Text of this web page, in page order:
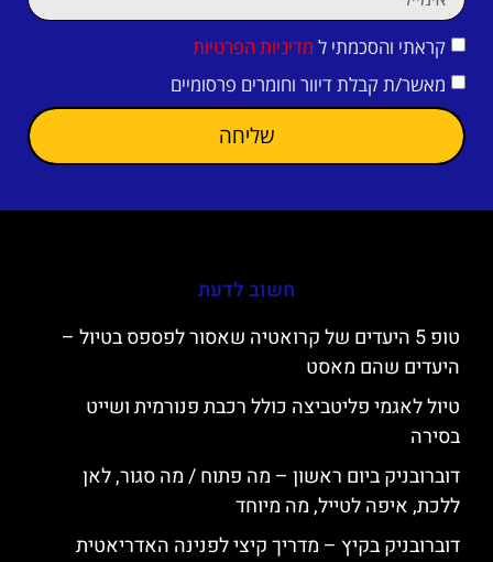
קראתי והסכמתי ל מדיניות הפרטיות
מאשר/ת קבלת דיוור וחומרים פרסומיים
שליחה
חשוב לדעת
טופ 5 היעדים של קרואטיה שאסור לפספס בטיול –
היעדים שהם מאסט
טיול לאגמי פליטביצה כולל רכבת פנורמית ושייט
בסירה
דוברובניק ביום ראשון – מה פתוח / מה סגור, לאן
ללכת, איפה לטייל, מה מיוחד
דוברובניק בקיץ – מדריך קיצי לפנינה האדריאטית